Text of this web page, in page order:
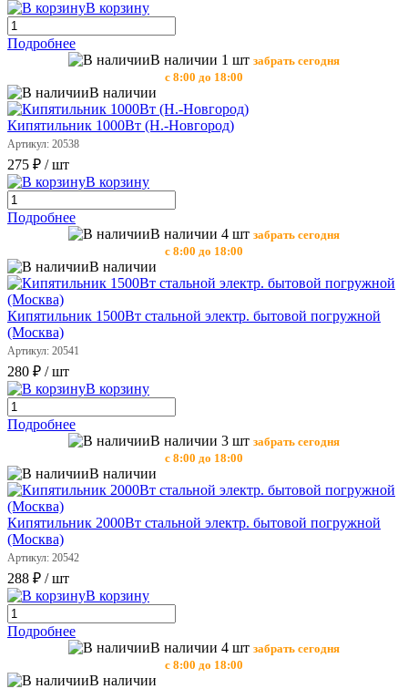
В корзину
Подробнее
В наличии 1 шт забрать сегодня
с 8:00 до 18:00
В наличии
Кипятильник 1000Вт (Н.-Новгород)
Артикул: 20538
275 ₽ / шт
В корзину
Подробнее
В наличии 4 шт забрать сегодня
с 8:00 до 18:00
В наличии
Кипятильник 1500Вт стальной электр. бытовой погружной
(Москва)
Артикул: 20541
280 ₽ / шт
В корзину
Подробнее
В наличии 3 шт забрать сегодня
с 8:00 до 18:00
В наличии
Кипятильник 2000Вт стальной электр. бытовой погружной
(Москва)
Артикул: 20542
288 ₽ / шт
В корзину
Подробнее
В наличии 4 шт забрать сегодня
с 8:00 до 18:00
В наличии